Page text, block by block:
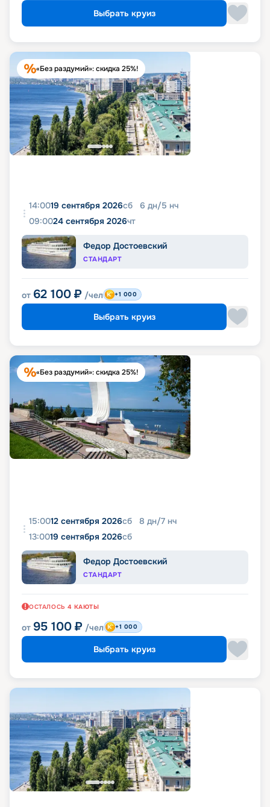
Выбрать круиз
«Без раздумий»: скидка 25%!
14:0019 сентября 2026сб 6 дн/5 нч
09:0024 сентября 2026чт
Федор Достоевский
СТАНДАРТ
от 62 100 ₽ /чел +1 000
Выбрать круиз
«Без раздумий»: скидка 25%!
15:0012 сентября 2026сб 8 дн/7 нч
13:0019 сентября 2026сб
Федор Достоевский
СТАНДАРТ
ОСТАЛОСЬ 4 КАЮТЫ
от 95 100 ₽ /чел +1 000
Выбрать круиз